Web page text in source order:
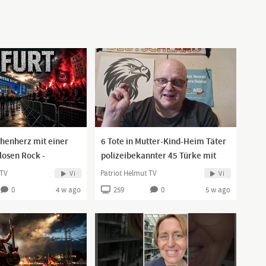
mit einer
Rock -
die rote
Vi
0 4 w ago
6 Tote in Mutter-Kind-Heim Täter
polizeibekannter 45 Türke mit
türkische Staatsangehörigkeit
Patriot Helmut TV Vi
259 0 5 w ago